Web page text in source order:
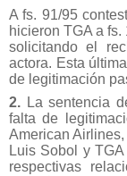
A fs. 91/95
hicieron TGA a
solicitando el
actora. Esta
de legitimación
2. La sentencia
falta de
American
Luis Sobol y
respectivas